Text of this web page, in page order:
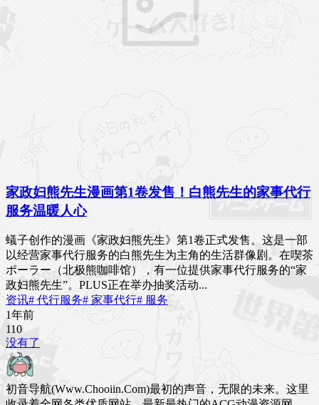
家政妇熊先生漫画第1卷发售！白熊先生的家事代行
服务温暖人心
蟻子创作的漫画《家政妇熊先生》第1卷正式发售。这是一部
以经营家事代行服务的白熊先生为主角的生活群像剧。在喫茶
ポーラー（北极熊咖啡馆），有一位提供家事代行服务的“家
政妇熊先生”。PLUS正在举办抽奖活动...
资讯# 代行服务# 家事代行# 服务
1年前
110
没有了
初音导航(Www.Chooiin.Com)最初的声音，无限的未来。这里